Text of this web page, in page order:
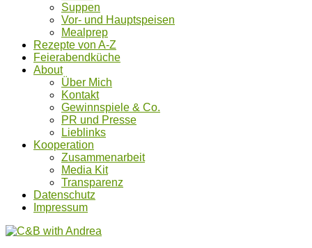
Suppen
Vor- und Hauptspeisen
Mealprep
Rezepte von A-Z
Feierabendküche
About
Über Mich
Kontakt
Gewinnspiele & Co.
PR und Presse
Lieblinks
Kooperation
Zusammenarbeit
Media Kit
Transparenz
Datenschutz
Impressum